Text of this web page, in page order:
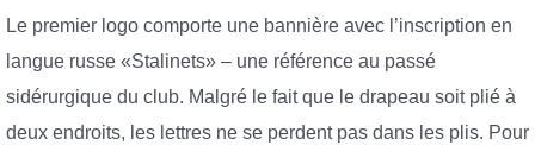
Le premier logo comporte une bannière avec l’inscription en
langue russe «Stalinets» – une référence au passé
sidérurgique du club. Malgré le fait que le drapeau soit plié à
deux endroits, les lettres ne se perdent pas dans les plis. Pour